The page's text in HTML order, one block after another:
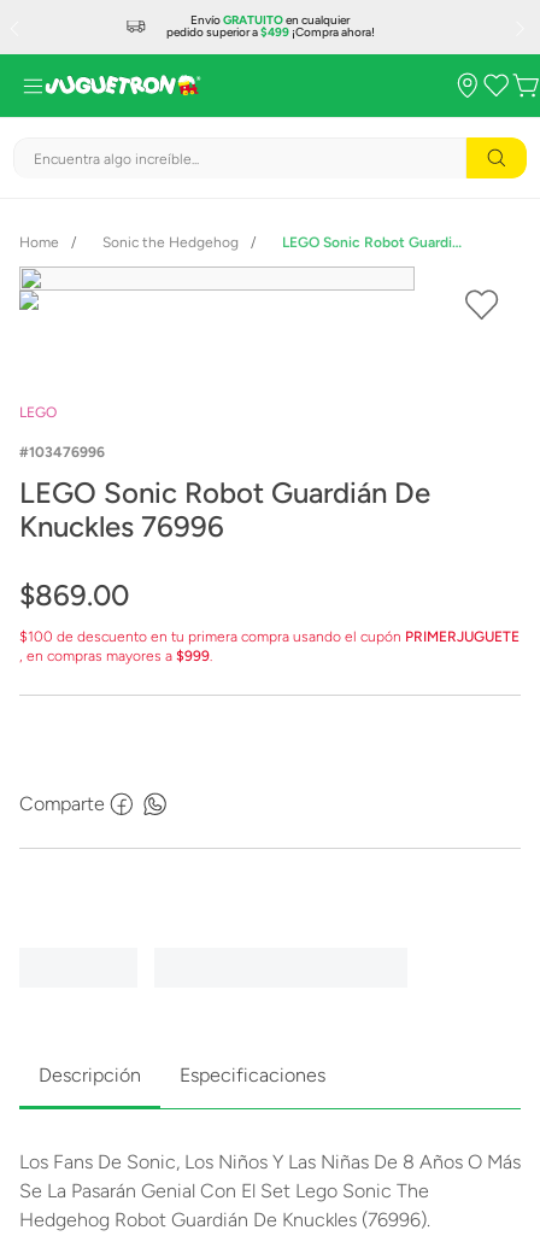
EnvíoGRATUITOen cualquier
pedido superior a$499¡Compra ahora!
Encuentra algo increíble...
Sonic the Hedgehog LEGO Sonic Robot Guardián De Knuckles 76996
LEGO
103476996
LEGO Sonic Robot Guardián De
Knuckles 76996
$869.00
$100 de descuento en tu primera compra usando el cupón PRIMERJUGUETE
, en compras mayores a $999.
Comparte
Descripción Especificaciones
Los Fans De Sonic, Los Niños Y Las Niñas De 8 Años O Más
Se La Pasarán Genial Con El Set Lego Sonic The
Hedgehog Robot Guardián De Knuckles (76996).